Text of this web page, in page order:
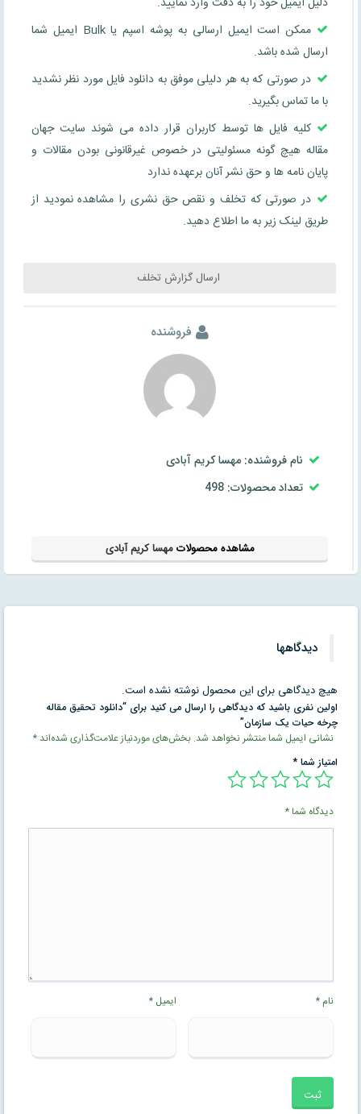
ممکن است ایمیل ارسالی به پوشه اسپم یا Bulk ایمیل شما
ارسال شده باشد.
در صورتی که به هر دلیلی موفق به دانلود فایل مورد نظر نشدید
با ما تماس بگیرید.
کلیه فایل ها توسط کاربران قرار داده می شوند سایت جهان
مقاله هیچ گونه مسئولیتی در خصوص غیرقانونی بودن مقالات و
پایان نامه ها و حق نشر آنان برعهده ندارد
در صورتی که تخلف و نقص حق نشری را مشاهده نمودید از
طریق لینک زیر به ما اطلاع دهید.
ارسال گزارش تخلف
فروشنده
نام فروشنده: مهسا کریم آبادی
تعداد محصولات: 498
مشاهده محصولاتمهسا کریم آبادی
دیدگاهها
هیچ دیدگاهی برای این محصول نوشته نشده است.
اولین نفری باشید که دیدگاهی را ارسال می کنید برای “دانلود تحقیق مقاله
چرخه حيات يک سازمان”
نشانی ایمیل شما منتشر نخواهد شد. بخش‌های موردنیاز علامت‌گذاری شده‌اند*
امتیاز شما*
دیدگاه شما*
نام* ایمیل*